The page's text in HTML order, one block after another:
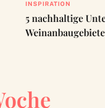
INSPIRATION
5 nachhaltige